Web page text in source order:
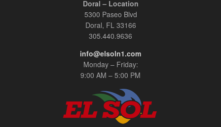
Doral – Location
5300 Paseo Blvd
Doral, FL 33166
305.440.9636
info@elsoln1.com
Monday – Friday:
9:00 AM – 5:00 PM